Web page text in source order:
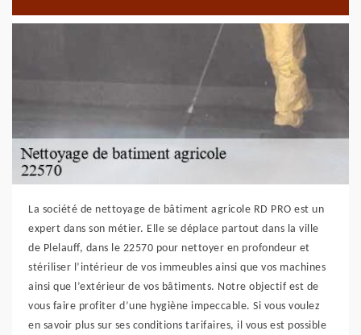
La société de nettoyage de bâtiment agricole RD PRO est un
expert dans son métier. Elle se déplace partout dans la ville
de Plelauff, dans le 22570 pour nettoyer en profondeur et
stériliser l’intérieur de vos immeubles ainsi que vos machines
ainsi que l’extérieur de vos bâtiments. Notre objectif est de
vous faire profiter d’une hygiène impeccable. Si vous voulez
en savoir plus sur ses conditions tarifaires, il vous est possible